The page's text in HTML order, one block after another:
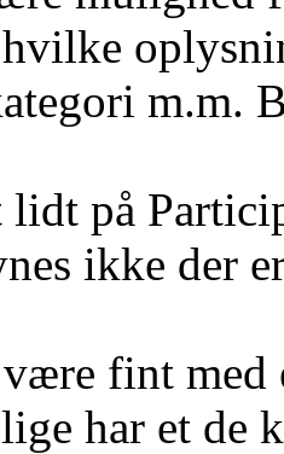
m.m.
på
ikke der
fint
har et de